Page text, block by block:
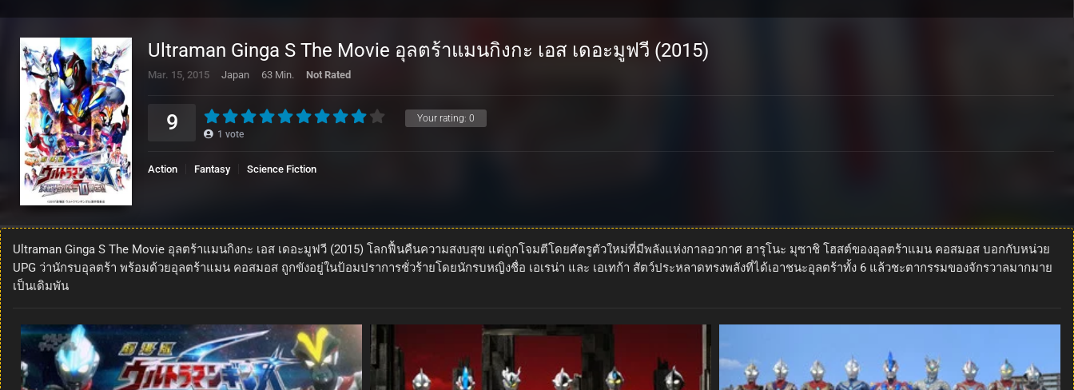
Ultraman Ginga S The Movie อุลตร้าแมนกิงกะ เอส เดอะมูฟวี (2015)
Mar. 15, 2015 Japan 63 Min. Not Rated
Your rating: 0
9 1 vote
Action Fantasy Science Fiction
Ultraman Ginga S The Movie อุลตร้าแมนกิงกะ เอส เดอะมูฟวี (2015) โลกฟื้นคืนความสงบสุข แต่ถูกโจมตีโดยศัตรูตัวใหม่ที่มีพลังแห่งกาลอวกาศ ฮารุโนะ มุซาชิ โฮสต์ของอุลตร้าแมน คอสมอส บอกกับหน่วย
UPG ว่านักรบอุลตร้า พร้อมด้วยอุลตร้าแมน คอสมอส ถูกขังอยู่ในป้อมปราการชั่วร้ายโดยนักรบหญิงชื่อ เอเรน่า และ เอเทก้า สัตว์ประหลาดทรงพลังที่ได้เอาชนะอุลตร้าทั้ง 6 แล้วชะตากรรมของจักรวาลมากมาย
เป็นเดิมพัน